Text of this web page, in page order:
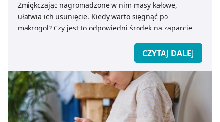
Zmiękczając nagromadzone w nim masy kałowe,
ułatwia ich usunięcie. Kiedy warto sięgnąć po
makrogol? Czy jest to odpowiedni środek na zaparcie
go bezpiecznie stosować i czym różni się od innych
preparatów wykorzystywanych w leczeniu zaparcia?
CZYTAJ DALEJ